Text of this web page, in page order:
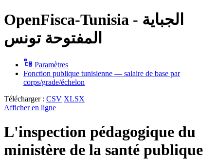
OpenFisca-Tunisia - الجباية
المفتوحة تونس
Paramètres
Fonction publique tunisienne — salaire de base par
corps/grade/échelon
Télécharger : CSV XLSX
Afficher en ligne
L'inspection pédagogique du
ministère de la santé publique